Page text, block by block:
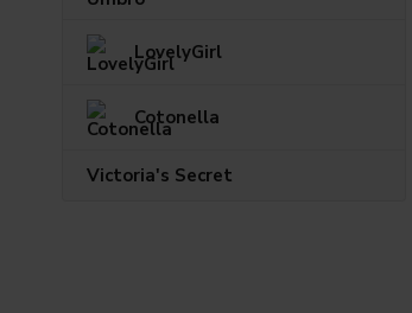
LovelyGirl
Cotonella
Victoria's Secret